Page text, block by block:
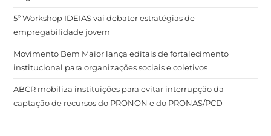
5º Workshop IDEIAS vai debater estratégias de
empregabilidade jovem
Movimento Bem Maior lança editais de fortalecimento
institucional para organizações sociais e coletivos
ABCR mobiliza instituições para evitar interrupção da
captação de recursos do PRONON e do PRONAS/PCD